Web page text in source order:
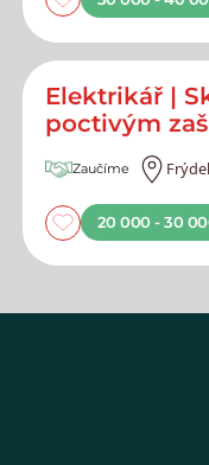
Elektrikář |
poctivým
Zaučíme
20 000 - 30